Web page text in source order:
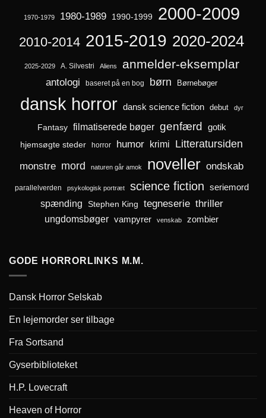
1970-1979 1980-1989 1990-1999 2000-2009
2010-2014 2015-2019 2020-2024
2025-2029 A. Silvestri Aliens anmelder-eksemplar
antologi baseret på en bog børn Børnebøger
dansk horror dansk science fiction debut dyr
Fantasy filmatiserede bøger genfærd
gotik
hjemsøgte steder
horror humor krimi Litteratursiden
monstre mord naturen går amok noveller ondskab
parallelverden psykologisk portræt science fiction seriemord
spænding Stephen King tegneserie thriller
ungdomsbøger vampyrer venskab zombier
GODE HORRORLINKS M.M.
Dansk Horror Selskab
En lejemorder ser tilbage
Fra Sortsand
Gyserbiblioteket
H.P. Lovecraft
Heaven of Horror